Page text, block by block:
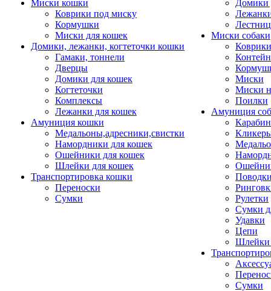
Миски кошки
Коврики под миску
Кормушки
Миски для кошек
Домики, лежанки, когтеточки кошки
Гамаки, тоннели
Дверцы
Домики для кошек
Когтеточки
Комплексы
Лежанки для кошек
Амуниция кошки
Медальоны,адресники,свистки
Намордники для кошек
Ошейники для кошек
Шлейки для кошек
Транспортировка кошки
Переноски
Сумки
Домики
Миски собаки
Миски
Миски
Поилки
Амуниция
Рулетки
Сумки
Удавки
Цепи
Шлейки
Сумки